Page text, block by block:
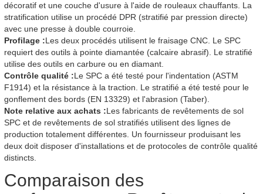
décoratif et une couche d'usure à l'aide de rouleaux chauffants. La
stratification utilise un procédé DPR (stratifié par pression directe)
avec une presse à double courroie.
Profilage :Les deux procédés utilisent le fraisage CNC. Le SPC
requiert des outils à pointe diamantée (calcaire abrasif). Le stratifié
utilise des outils en carbure ou en diamant.
Contrôle qualité :Le SPC a été testé pour l'indentation (ASTM
F1914) et la résistance à la traction. Le stratifié a été testé pour le
gonflement des bords (EN 13329) et l'abrasion (Taber).
Note relative aux achats :Les fabricants de revêtements de sol
SPC et de revêtements de sol stratifiés utilisent des lignes de
production totalement différentes. Un fournisseur produisant les
deux doit disposer d'installations et de protocoles de contrôle qualité
distincts.
Comparaison des